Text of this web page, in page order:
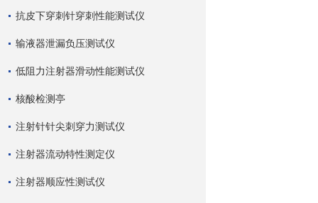
抗皮下穿刺针穿刺性能测试仪
输液器泄漏负压测试仪
低阻力注射器滑动性能测试仪
核酸检测亭
注射针针尖刺穿力测试仪
注射器流动特性测定仪
注射器顺应性测试仪